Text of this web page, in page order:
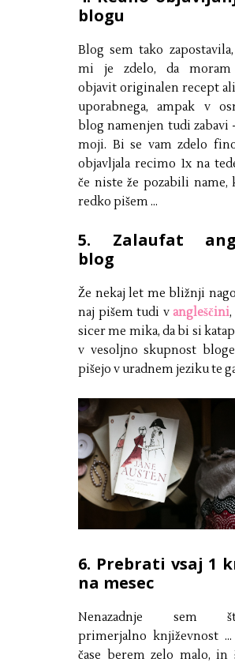
blogu
Blog sem tako
mi je zdelo, da moram
objavit originalen recept
uporabnega, ampak v
blog namenjen tudi zabavi
moji. Bi se vam zdelo
objavljala recimo 1x na
če niste že pozabili name,
redko pišem ...
5. Zalaufat
blog
Že nekaj let me bližnji
naj pišem tudi v angleščini
sicer me mika, da bi si
v vesoljno skupnost
pišejo v uradnem jeziku te
6. Prebrati vsaj 1
na mesec
Nenazadnje sem
primerjalno književnost ...
čase berem zelo malo, in